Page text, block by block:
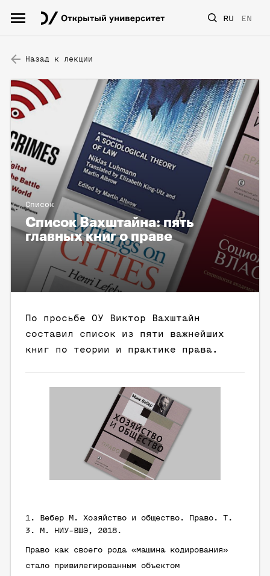
RU EN
Назад к лекции
Список
Список Вахштайна: пять
главных книг о праве
По просьбе ОУ Виктор Вахштайн
составил список из пяти важнейших
книг по теории и практике права.
1. Вебер М.
Хозяйство и общество. Право. Т.
3. М. НИУ-ВШЭ, 2018.
Право как своего рода «машина кодирования»
стало привилегированным объектом